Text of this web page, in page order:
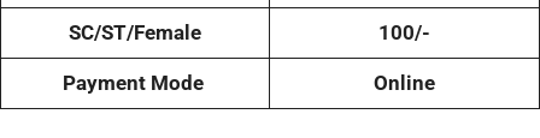
SC/ST/Female 100/-
Payment Mode Online